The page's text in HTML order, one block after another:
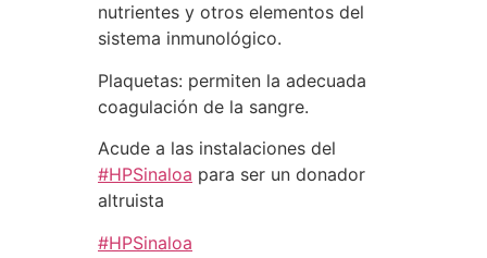
nutrientes y otros elementos del
sistema inmunológico.
Plaquetas: permiten la adecuada
coagulación de la sangre.
Acude a las instalaciones del
#HPSinaloa para ser un donador
altruista
#HPSinaloa